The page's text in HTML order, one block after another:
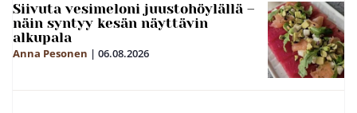
Siivuta vesimeloni juustohöylällä –
näin syntyy kesän näyttävin
alkupala
Anna Pesonen | 06.08.2026